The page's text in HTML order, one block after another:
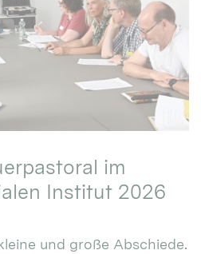
im
Institut 2026
und große Abschiede.